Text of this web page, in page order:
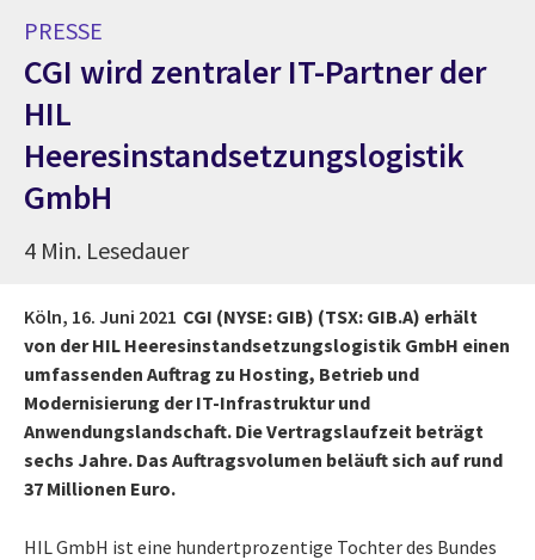
PRESSE
CGI wird zentraler IT-Partner der
HIL
Heeresinstandsetzungslogistik
GmbH
4 Min. Lesedauer
Köln, 16. Juni 2021 CGI (NYSE: GIB) (TSX: GIB.A) erhält
von der HIL Heeresinstandsetzungslogistik GmbH einen
umfassenden Auftrag zu Hosting, Betrieb und
Modernisierung der IT-Infrastruktur und
Anwendungslandschaft. Die Vertragslaufzeit beträgt
sechs Jahre. Das Auftragsvolumen beläuft sich auf rund
37 Millionen Euro.
HIL GmbH ist eine hundertprozentige Tochter des Bundes